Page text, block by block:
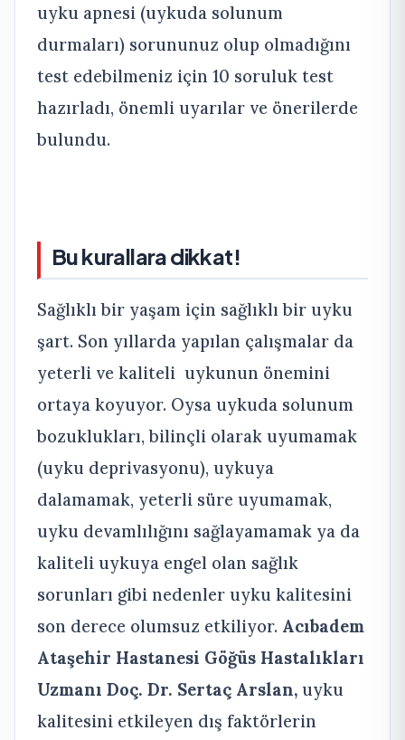
uyku apnesi (uykuda solunum
durmaları) sorununuz olup olmadığını
test edebilmeniz için 10 soruluk test
hazırladı, önemli uyarılar ve önerilerde
bulundu.
Bu kurallara dikkat!
Sağlıklı bir yaşam için sağlıklı bir uyku
şart. Son yıllarda yapılan çalışmalar da
yeterli ve kaliteli uykunun önemini
ortaya koyuyor. Oysa uykuda solunum
bozuklukları, bilinçli olarak uyumamak
(uyku deprivasyonu), uykuya
dalamamak, yeterli süre uyumamak,
uyku devamlılığını sağlayamamak ya da
kaliteli uykuya engel olan sağlık
sorunları gibi nedenler uyku kalitesini
son derece olumsuz etkiliyor. Acıbadem
Ataşehir Hastanesi Göğüs Hastalıkları
Uzmanı Doç. Dr. Sertaç Arslan, uyku
kalitesini etkileyen dış faktörlerin